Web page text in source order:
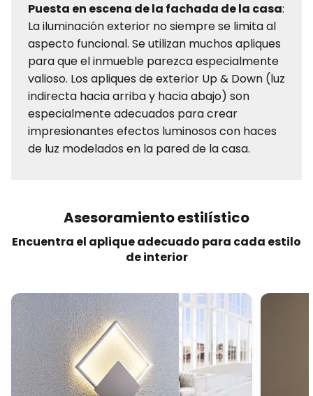
Puesta en escena de la fachada de la casa:
La iluminación exterior no siempre se limita al
aspecto funcional. Se utilizan muchos apliques
para que el inmueble parezca especialmente
valioso. Los apliques de exterior Up & Down (luz
indirecta hacia arriba y hacia abajo) son
especialmente adecuados para crear
impresionantes efectos luminosos con haces
de luz modelados en la pared de la casa.
Asesoramiento estilístico
Encuentra el aplique adecuado para cada estilo
de interior